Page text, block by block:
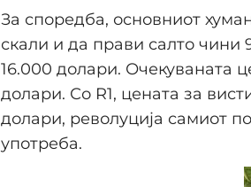
За споредба, основниот
скали и да прави салто чини
16.000 долари. Очекуваната
долари. Со R1, цената за
долари, револуција самиот
употреба.